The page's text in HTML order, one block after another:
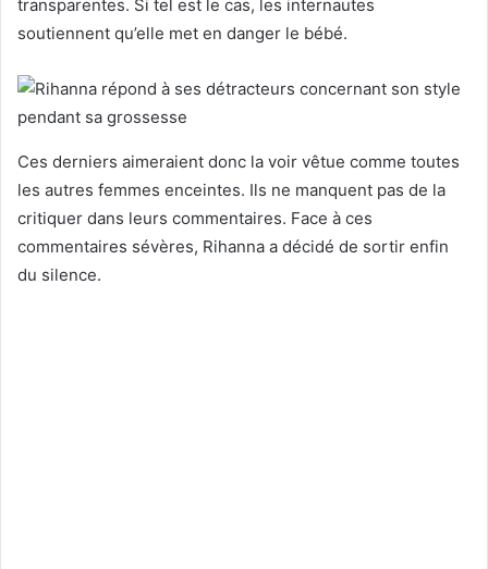
transparentes. Si tel est le cas, les internautes
soutiennent qu’elle met en danger le bébé.
Ces derniers aimeraient donc la voir vêtue comme toutes
les autres femmes enceintes. Ils ne manquent pas de la
critiquer dans leurs commentaires. Face à ces
commentaires sévères, Rihanna a décidé de sortir enfin
du silence.